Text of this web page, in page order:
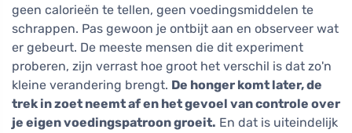
geen calorieën te tellen, geen voedingsmiddelen te
schrappen. Pas gewoon je ontbijt aan en observeer wat
er gebeurt. De meeste mensen die dit experiment
proberen, zijn verrast hoe groot het verschil is dat zo'n
kleine verandering brengt. De honger komt later, de
trek in zoet neemt af en het gevoel van controle over
je eigen voedingspatroon groeit. En dat is uiteindelijk